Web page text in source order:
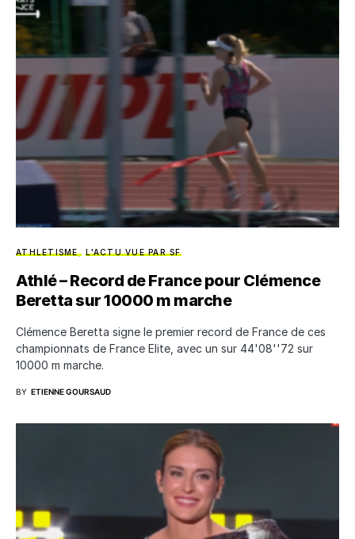
ATHLETISME L'ACTU VUE PAR SF
Athlé – Record de France pour Clémence
Beretta sur 10000 m marche
Clémence Beretta signe le premier record de France de ces
championnats de France Elite, avec un sur 44'08''72 sur
10000 m marche.
BY ETIENNE GOURSAUD